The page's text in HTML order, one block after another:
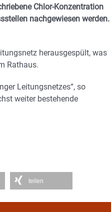
Chlor-Konzentration
nachgewiesen werden.
herausgespült, was
Rathaus.
Leitungsnetzes“, so
weiter bestehende
teilen